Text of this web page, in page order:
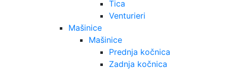
Tica
Venturieri
Mašinice
Mašinice
Prednja kočnica
Zadnja kočnica